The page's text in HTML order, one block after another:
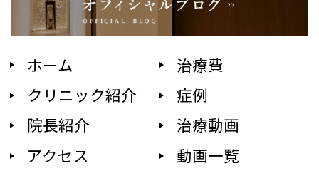
ホーム
クリニック紹介
院長紹介
アクセス
治療費
症例
治療動画
動画一覧